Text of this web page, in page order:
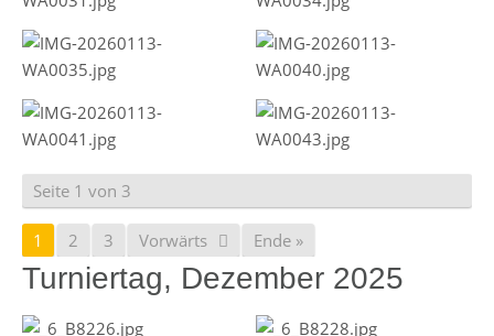
Seite 1 von 3
1 2 3 Vorwärts Ende »
Turniertag, Dezember 2025